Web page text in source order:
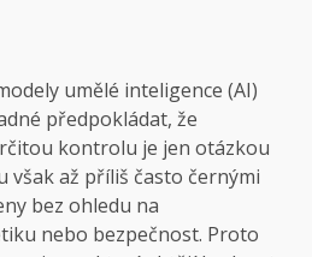
umělé inteligence (AI)
předpokládat, že
kontrolu je jen otázkou
však až příliš často černými
bez ohledu na
nebo bezpečnost. Proto